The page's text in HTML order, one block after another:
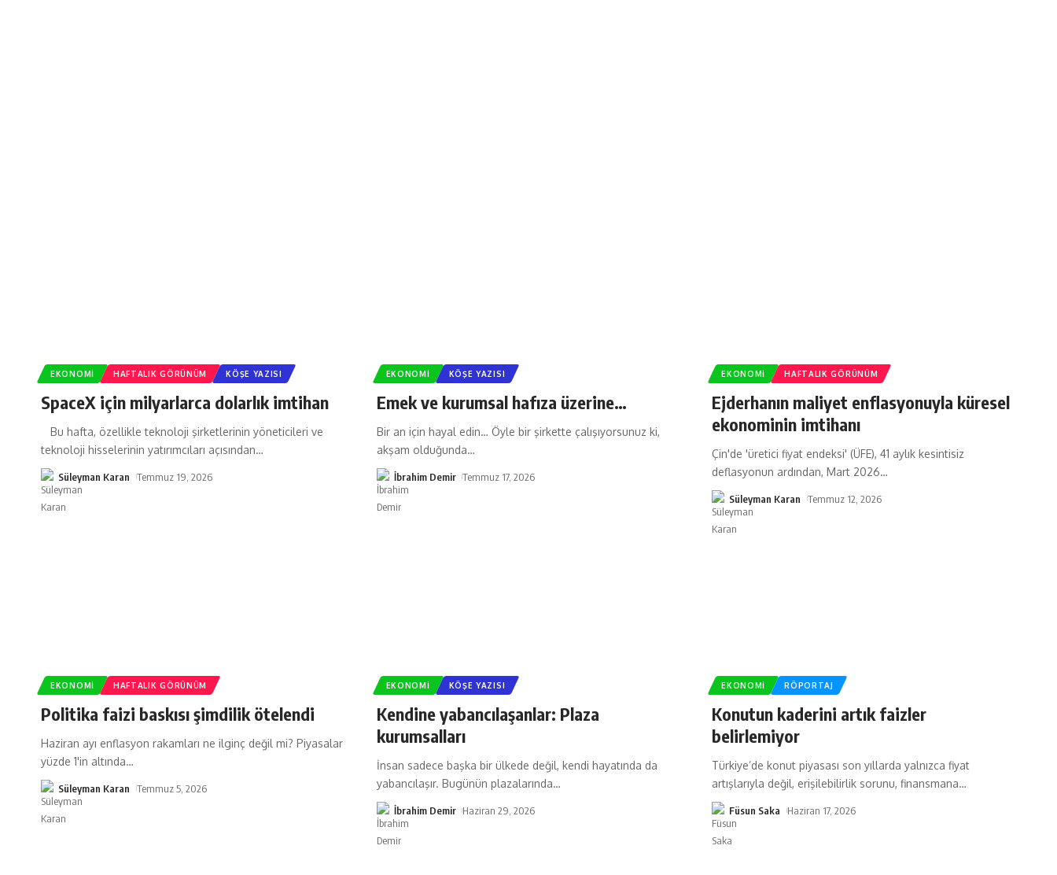
EKONOMI HAFTALIK GÖRÜNÜM KÖŞE YAZISI
SpaceX için milyarlarca dolarlık imtihan
Bu hafta, özellikle teknoloji şirketlerinin yöneticileri ve
teknoloji hisselerinin yatırımcıları açısından…
Süleyman Karan Temmuz 19, 2026
EKONOMI KÖŞE YAZISI
Emek ve kurumsal hafıza üzerine…
Bir an için hayal edin… Öyle bir şirkette çalışıyorsunuz ki,
akşam olduğunda…
İbrahim Demir Temmuz 17, 2026
EKONOMI HAFTALIK GÖRÜNÜM
Ejderhanın maliyet enflasyonuyla küresel
ekonominin imtihanı
Çin'de 'üretici fiyat endeksi' (ÜFE), 41 aylık kesintisiz
deflasyonun ardından, Mart 2026…
Süleyman Karan Temmuz 12, 2026
EKONOMI HAFTALIK GÖRÜNÜM
Politika faizi baskısı şimdilik ötelendi
Haziran ayı enflasyon rakamları ne ilginç değil mi? Piyasalar
yüzde 1'in altında…
Süleyman Karan Temmuz 5, 2026
EKONOMI KÖŞE YAZISI
Kendine yabancılaşanlar: Plaza
kurumsalları
İnsan sadece başka bir ülkede değil, kendi hayatında da
yabancılaşır. Bugünün plazalarında…
İbrahim Demir Haziran 29, 2026
EKONOMI RÖPORTAJ
Konutun kaderini artık faizler
belirlemiyor
Türkiye’de konut piyasası son yıllarda yalnızca fiyat
artışlarıyla değil, erişilebilirlik sorunu, finansmana…
Füsun Saka Haziran 17, 2026